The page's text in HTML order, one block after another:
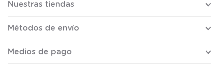
Nuestras tiendas
Métodos de envío
Medios de pago